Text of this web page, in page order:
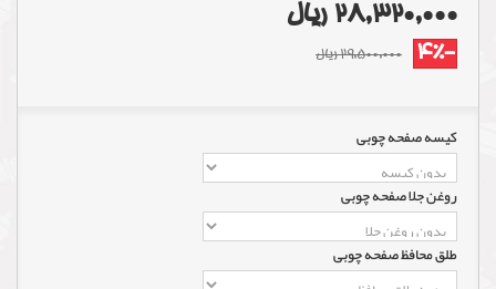
28,320,000 ریال
-4% 29,500,000 ریال
کیسه صفحه چوبی
روغن جلا صفحه چوبی
طلق محافظ صفحه چوبی